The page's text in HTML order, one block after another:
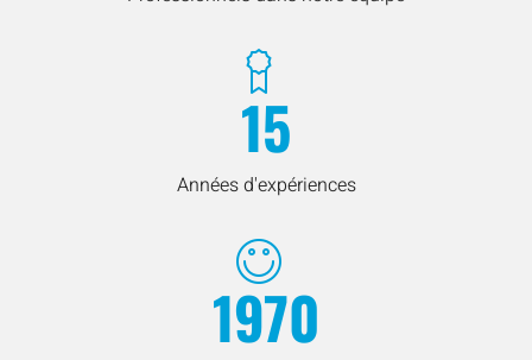
15
Années d'expériences
1970